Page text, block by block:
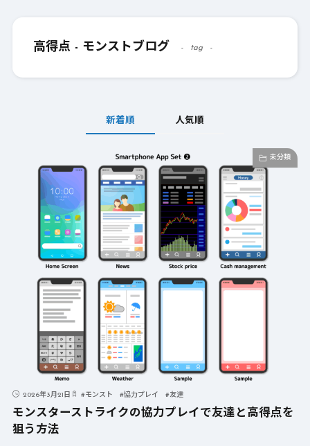
高得点 - モンストブログ tag
新着順 人気順
未分類
2026年3月21日 #モンスト #協力プレイ #友達
モンスターストライクの協力プレイで友達と高得点を
狙う方法